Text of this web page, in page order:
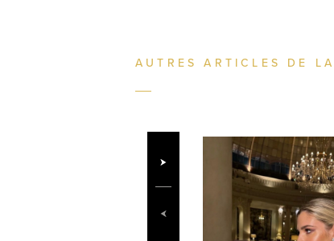
AUTRES ARTICLES DE